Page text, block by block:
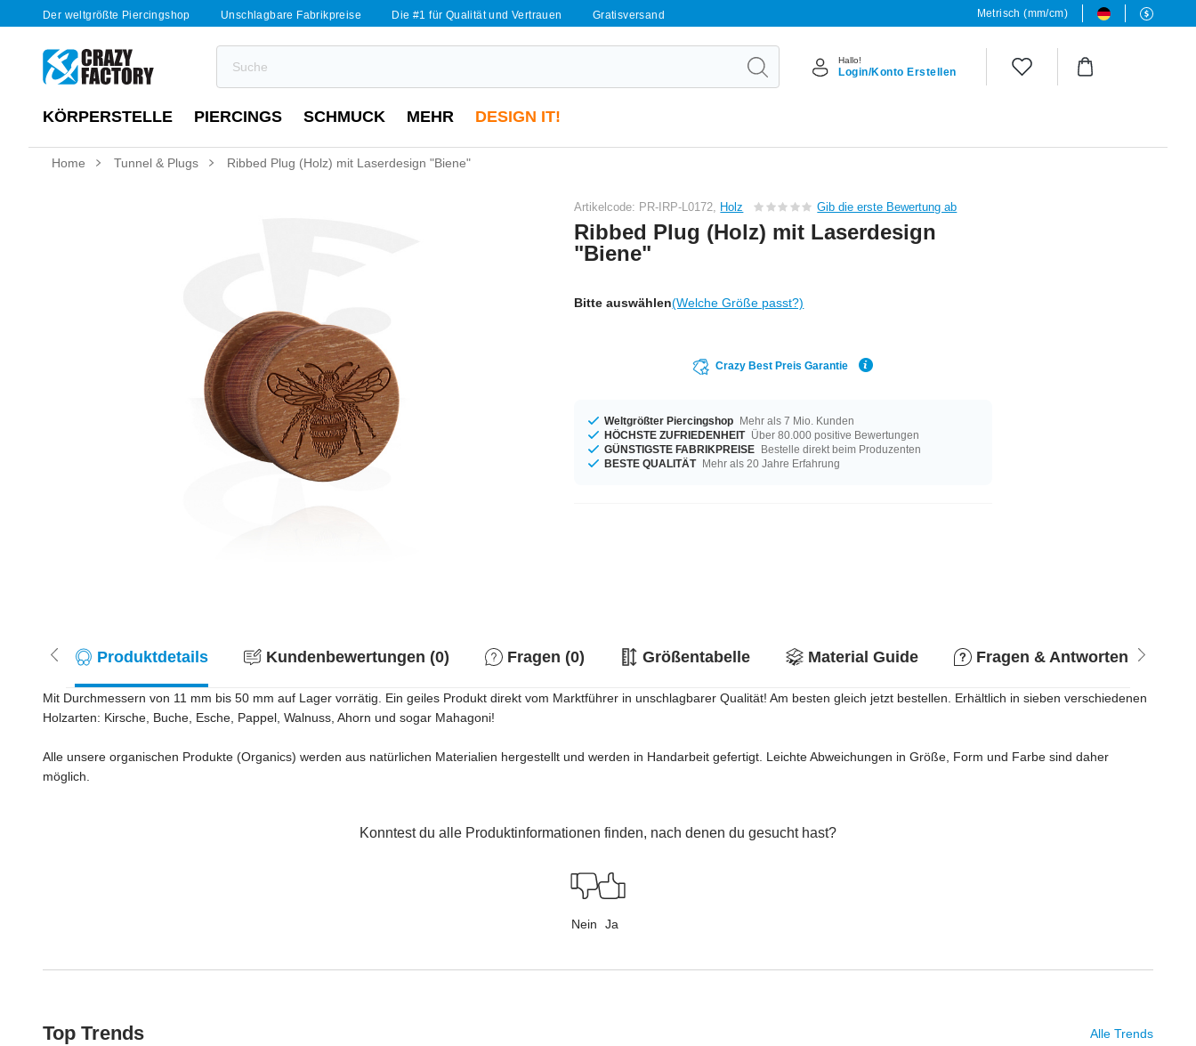
Der weltgrößte Piercingshop Unschlagbare Fabrikpreise Die #1 für Qualität und Vertrauen Gratisversand Metrisch (mm/cm)
Hallo!
Login/Konto Erstellen
KÖRPERSTELLE PIERCINGS SCHMUCK MEHR DESIGN IT!
Home Tunnel & Plugs Ribbed Plug (Holz) mit Laserdesign "Biene"
Artikelcode: PR-IRP-L0172, Holz Gib die erste Bewertung ab
Ribbed Plug (Holz) mit Laserdesign
"Biene"
Bitte auswählen(Welche Größe passt?)
Crazy Best Preis Garantie
Weltgrößter Piercingshop Mehr als 7 Mio. Kunden
HÖCHSTE ZUFRIEDENHEIT Über 80.000 positive Bewertungen
GÜNSTIGSTE FABRIKPREISE Bestelle direkt beim Produzenten
BESTE QUALITÄT Mehr als 20 Jahre Erfahrung
Produktdetails Kundenbewertungen (0) Fragen (0) Größentabelle Material Guide Fragen & Antworten
Mit Durchmessern von 11 mm bis 50 mm auf Lager vorrätig. Ein geiles Produkt direkt vom Marktführer in unschlagbarer Qualität! Am besten gleich jetzt bestellen. Erhältlich in sieben verschiedenen
Holzarten: Kirsche, Buche, Esche, Pappel, Walnuss, Ahorn und sogar Mahagoni!
Alle unsere organischen Produkte (Organics) werden aus natürlichen Materialien hergestellt und werden in Handarbeit gefertigt. Leichte Abweichungen in Größe, Form und Farbe sind daher
möglich.
Konntest du alle Produktinformationen finden, nach denen du gesucht hast?
Nein Ja
Top Trends Alle Trends